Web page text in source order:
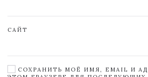
САЙТ
СОХРАНИТЬ МОЁ ИМЯ, EMAIL И